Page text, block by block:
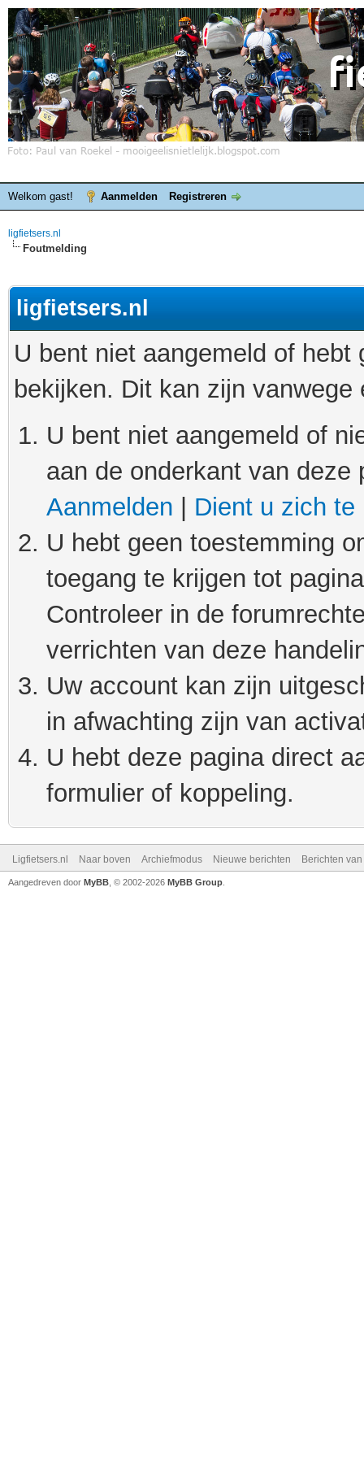
Welkom gast! Aanmelden Registreren
ligfietsers.nl
Foutmelding
ligfietsers.nl
U bent niet aangemeld of
bekijken. Dit kan zijn
U bent niet aangemeld of
aan de onderkant van
Aanmelden
Dient u zich te
U hebt geen toestemming
toegang te krijgen tot
Controleer in de
verrichten van deze
Uw account kan zijn
in afwachting zijn van
U hebt deze pagina direct
formulier of koppeling.
Ligfietsers.nl Naar boven Archiefmodus Nieuwe berichten Berichten
Aangedreven door MyBB , © 2002-2026 MyBB Group